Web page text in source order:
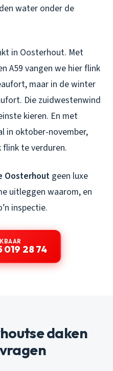
water onder de
in Oosterhout. Met
A59 vangen we hier flink
maar in de winter
Die zuidwestenwind
kieren. En met
in oktober-november,
te verduren.
Oosterhout geen luxe
uitleggen waarom, en
inspectie.
019 28 74
daken